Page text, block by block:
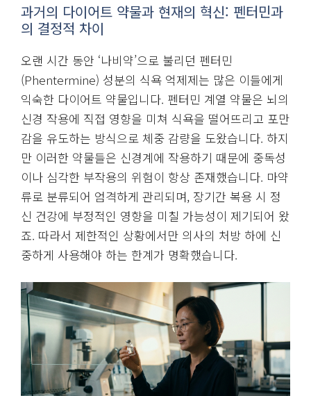
과거의 다이어트 약물과 현재의 혁신: 펜터민과
의 결정적 차이
오랜 시간 동안 ‘나비약’으로 불리던 펜터민
(Phentermine) 성분의 식욕 억제제는 많은 이들에게
익숙한 다이어트 약물입니다. 펜터민 계열 약물은 뇌의
신경 작용에 직접 영향을 미쳐 식욕을 떨어뜨리고 포만
감을 유도하는 방식으로 체중 감량을 도왔습니다. 하지
만 이러한 약물들은 신경계에 작용하기 때문에 중독성
이나 심각한 부작용의 위험이 항상 존재했습니다. 마약
류로 분류되어 엄격하게 관리되며, 장기간 복용 시 정
신 건강에 부정적인 영향을 미칠 가능성이 제기되어 왔
죠. 따라서 제한적인 상황에서만 의사의 처방 하에 신
중하게 사용해야 하는 한계가 명확했습니다.